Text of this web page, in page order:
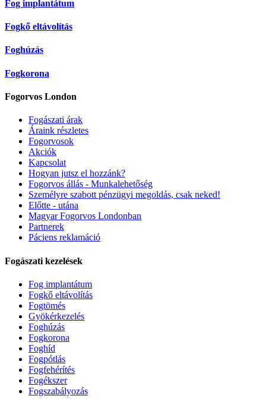
Fog implantátum
Fogkő eltávolítás
Foghúzás
Fogkorona
Fogorvos London
Fogászati árak
Áraink részletes
Fogorvosok
Akciók
Kapcsolat
Hogyan jutsz el hozzánk?
Fogorvos állás - Munkalehetőség
Személyre szabott pénzügyi megoldás, csak neked!
Előtte - utána
Magyar Fogorvos Londonban
Partnerek
Páciens reklamáció
Fogászati kezelések
Fog implantátum
Fogkő eltávolítás
Fogtömés
Gyökérkezelés
Foghúzás
Fogkorona
Foghíd
Fogpótlás
Fogfehérítés
Fogékszer
Fogszabályozás